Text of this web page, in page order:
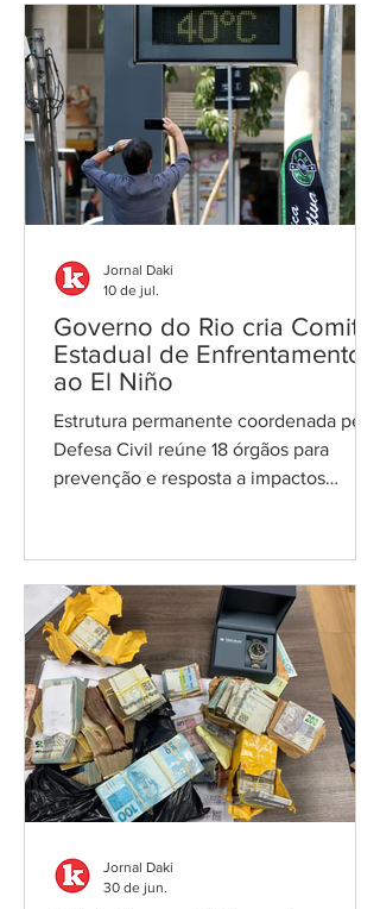
sobreviveu com enormes sequelas;
Mirella e Helena Vitória
morreram/Fotos: reprodução O Pronto-
Socorro Infantil (PSI) Darcy Vargas, em
São Gonçalo, voltou a ser palco de uma
tragédia que expõe a fragilidade do
atendimento de saúde na cidade. Em 14
de junho, duas bebês morreram na un
Governo do Rio cria Comitê
Estadual de Enfrentamento
ao El Niño
Estrutura permanente coordenada pela
Defesa Civil reúne 18 órgãos para
prevenção e resposta a impactos
forte" entre outubro e dezembro
Agência Brasil O Governo do Estado do
Rio de Janeiro anunciou a criação do
Comitê Estadual de Enfrentamento aos
Efeitos do El Niño. A estrutura
permanente será coordenada pela
Secretaria de Estado da Defesa Civil e
reunirá 18 órgãos e entidades estaduais
para atuar de forma con
Jornal Daki
10 de jul.
Jornal Daki
30 de jun.